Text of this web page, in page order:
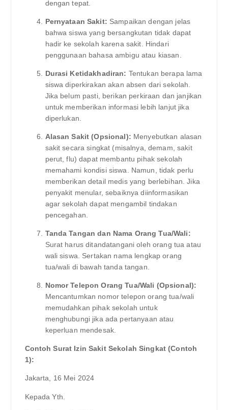
dengan tepat.
Pernyataan Sakit: Sampaikan dengan jelas
bahwa siswa yang bersangkutan tidak dapat
hadir ke sekolah karena sakit. Hindari
penggunaan bahasa ambigu atau kiasan.
Durasi Ketidakhadiran: Tentukan berapa lama
siswa diperkirakan akan absen dari sekolah.
Jika belum pasti, berikan perkiraan dan janjikan
untuk memberikan informasi lebih lanjut jika
diperlukan.
Alasan Sakit (Opsional): Menyebutkan alasan
sakit secara singkat (misalnya, demam, sakit
perut, flu) dapat membantu pihak sekolah
memahami kondisi siswa. Namun, tidak perlu
memberikan detail medis yang berlebihan. Jika
penyakit menular, sebaiknya diinformasikan
agar sekolah dapat mengambil tindakan
pencegahan.
Tanda Tangan dan Nama Orang Tua/Wali:
Surat harus ditandatangani oleh orang tua atau
wali siswa. Sertakan nama lengkap orang
tua/wali di bawah tanda tangan.
Nomor Telepon Orang Tua/Wali (Opsional):
Mencantumkan nomor telepon orang tua/wali
memudahkan pihak sekolah untuk
menghubungi jika ada pertanyaan atau
keperluan mendesak.
Contoh Surat Izin Sakit Sekolah Singkat (Contoh
1):
Jakarta, 16 Mei 2024
Kepada Yth.